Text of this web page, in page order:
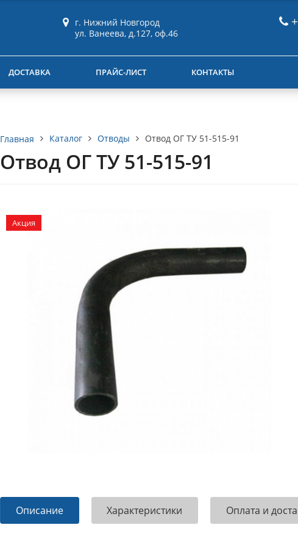
г. Нижний Новгород
ул. Ванеева, д.127, оф.46
ДОСТАВКА ПРАЙС-ЛИСТ КОНТАКТЫ
Главная Каталог Отводы Отвод ОГ ТУ 51-515-91
Отвод ОГ ТУ 51-515-91
Акция
Описание Характеристики Оплата и